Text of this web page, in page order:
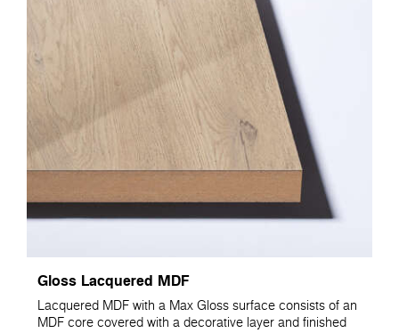
Gloss Lacquered MDF
Lacquered MDF with a Max Gloss surface consists of an
MDF core covered with a decorative layer and finished